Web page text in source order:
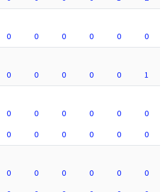
0 0 0 0 0
0
0 0 0 0 0
1
0 0 0 0 0
0
0 0 0 0 0
0
0 0 0 0 0
0